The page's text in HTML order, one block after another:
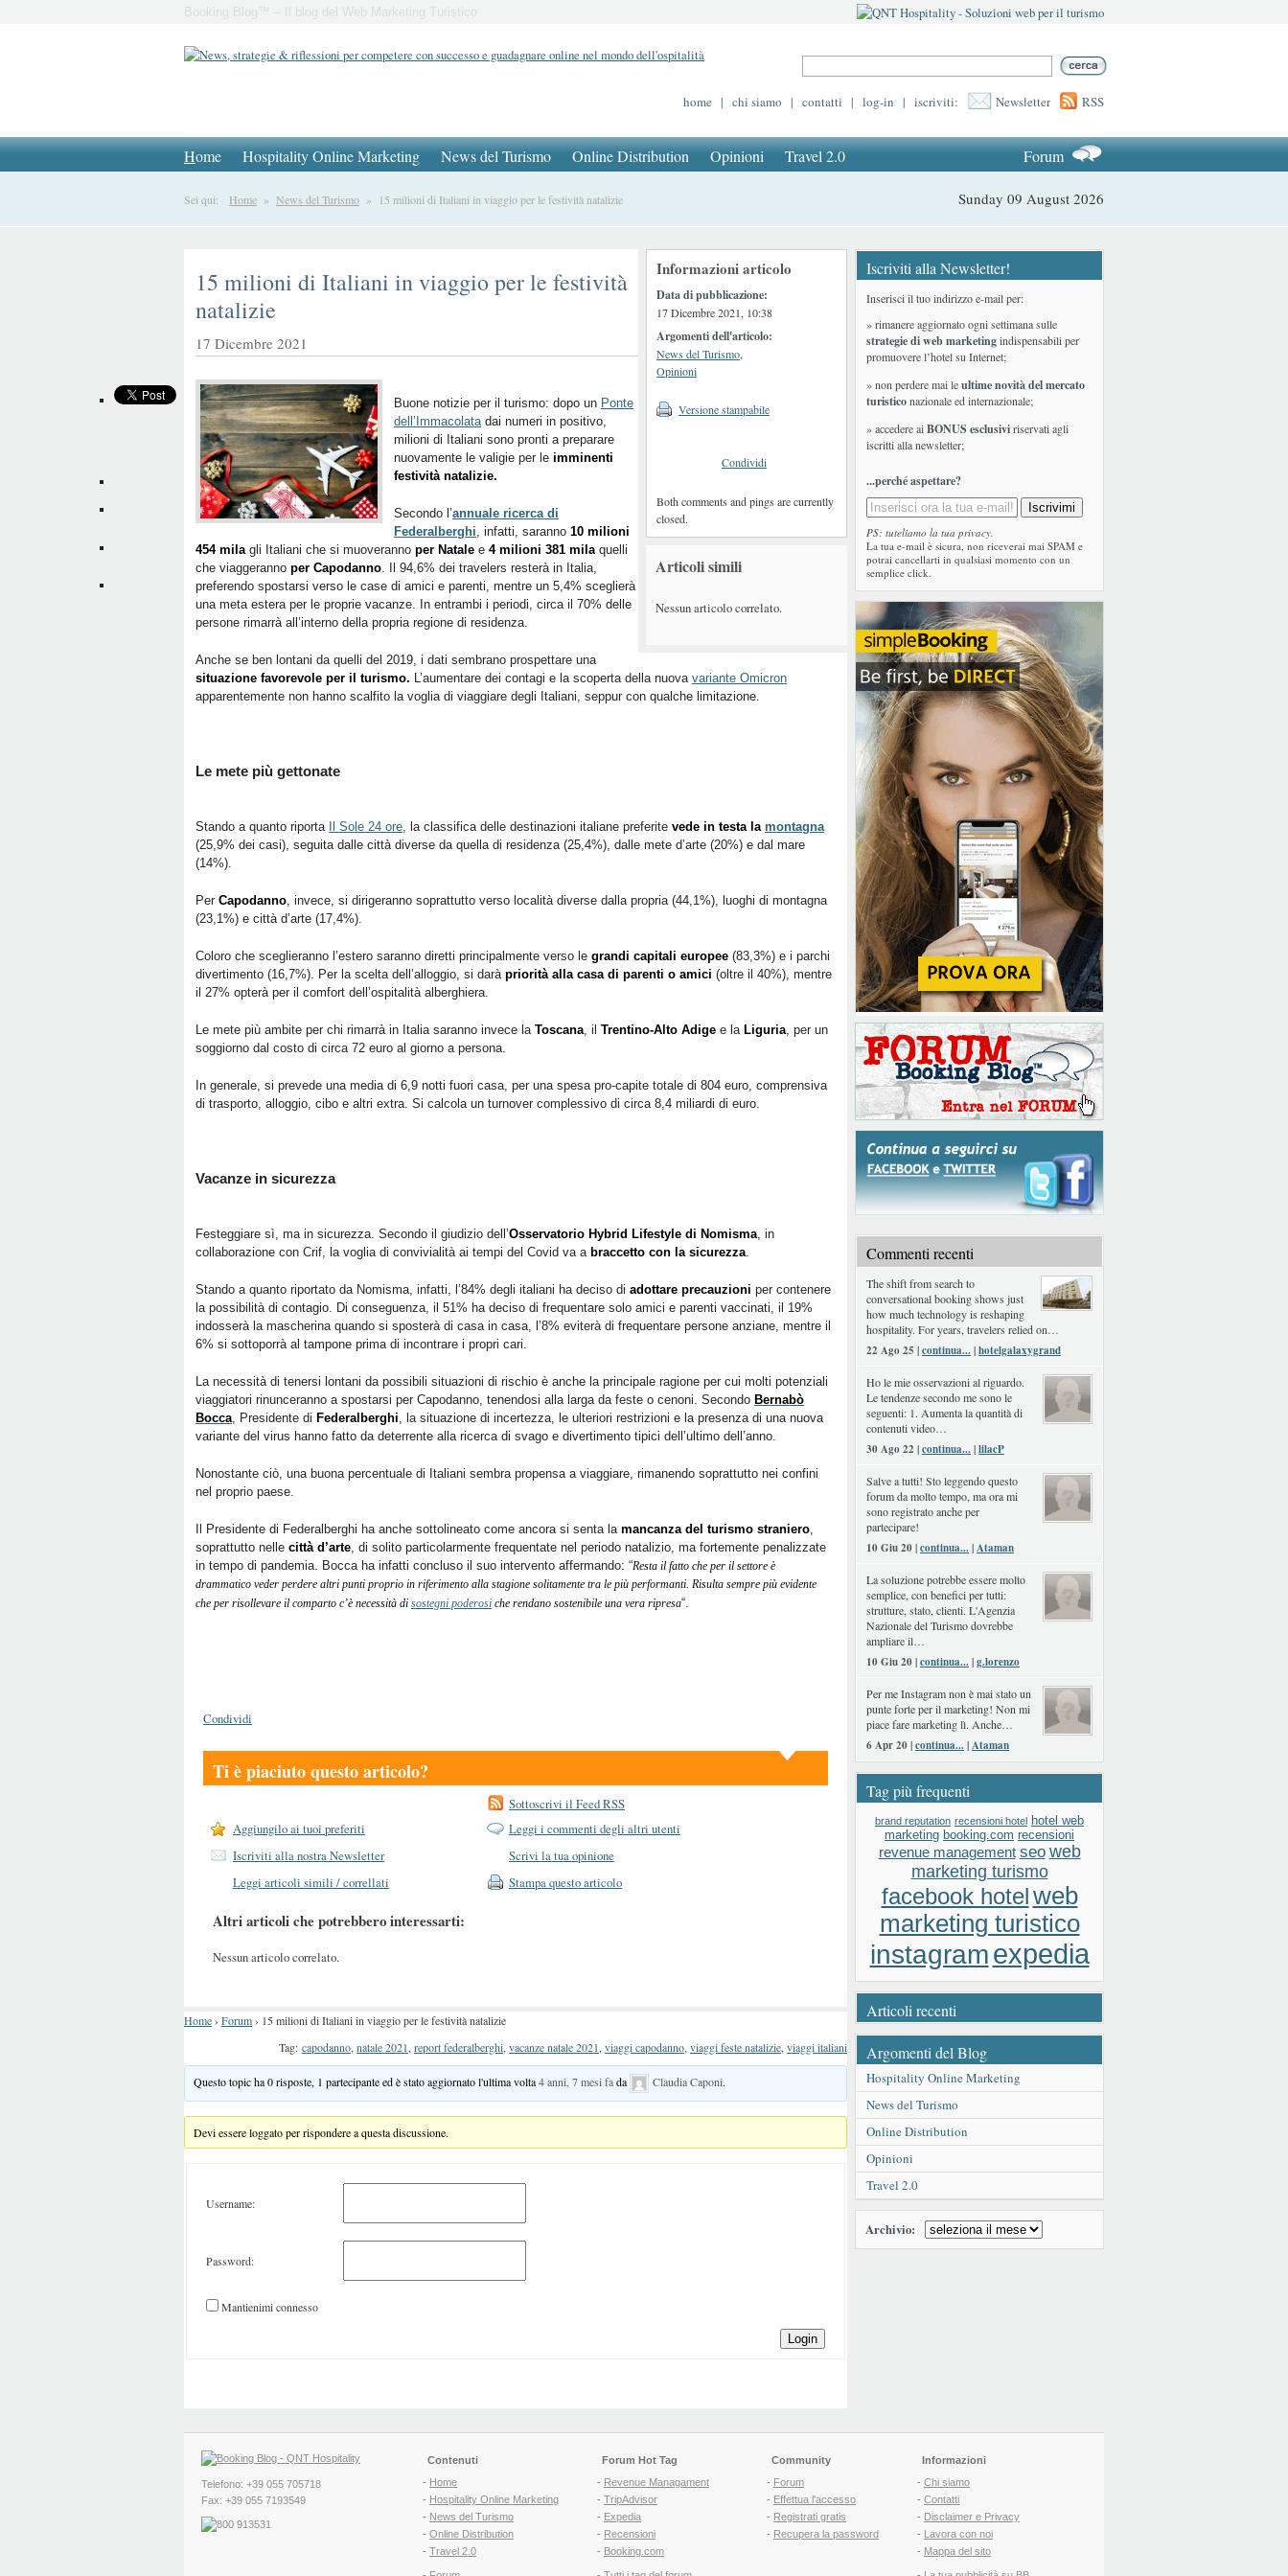
Booking Blog™ – Il blog del Web Marketing Turistico
home | chi siamo | contatti | log-in | iscriviti: Newsletter RSS
Home Hospitality Online Marketing News del Turismo Online Distribution Opinioni Travel 2.0 Forum
Sei qui: Home » News del Turismo » 15 milioni di Italiani in viaggio per le festività natalizie Sunday 09 August 2026
Informazioni articolo
Data di pubblicazione:
17 Dicembre 2021, 10:38
Argomenti dell'articolo:
News del Turismo,
Opinioni
Versione stampabile
Condividi
Both comments and pings are currently
closed.
Articoli simili
Nessun articolo correlato.
15 milioni di Italiani in viaggio per le festività
natalizie
17 Dicembre 2021
Buone notizie per il turismo: dopo un Ponte
dell’Immacolatadai numeri in positivo,
milioni di Italiani sono pronti a preparare
nuovamente le valigie per le imminenti
festività natalizie.
Secondo l’annuale ricerca di
Federalberghi, infatti, saranno 10 milioni
454 milagli Italiani che si muoveranno per Natale e 4 milioni 381 milaquelli
che viaggeranno per Capodanno. Il 94,6% dei travelers resterà in Italia,
preferendo spostarsi verso le case di amici e parenti, mentre un 5,4% sceglierà
una meta estera per le proprie vacanze. In entrambi i periodi, circa il 70% delle
persone rimarrà all’interno della propria regione di residenza.
Anche se ben lontani da quelli del 2019, i dati sembrano prospettare una
situazione favorevole per il turismo. L’aumentare dei contagi e la scoperta della nuova variante Omicron
apparentemente non hanno scalfito la voglia di viaggiare degli Italiani, seppur con qualche limitazione.
Le mete più gettonate
Stando a quanto riporta Il Sole 24 ore, la classifica delle destinazioni italiane preferite vede in testa la montagna
(25,9% dei casi), seguita dalle città diverse da quella di residenza (25,4%), dalle mete d’arte (20%) e dal mare
(14%).
Per Capodanno, invece, si dirigeranno soprattutto verso località diverse dalla propria (44,1%), luoghi di montagna
(23,1%) e città d’arte (17,4%).
Coloro che sceglieranno l’estero saranno diretti principalmente verso le grandi capitali europee (83,3%) e i parchi
divertimento (16,7%). Per la scelta dell’alloggio, si darà priorità alla casa di parenti o amici (oltre il 40%), mentre
il 27% opterà per il comfort dell’ospitalità alberghiera.
Le mete più ambite per chi rimarrà in Italia saranno invece la Toscana, il Trentino-Alto Adige e la Liguria, per un
soggiorno dal costo di circa 72 euro al giorno a persona.
In generale, si prevede una media di 6,9 notti fuori casa, per una spesa pro-capite totale di 804 euro, comprensiva
di trasporto, alloggio, cibo e altri extra. Si calcola un turnover complessivo di circa 8,4 miliardi di euro.
Vacanze in sicurezza
Festeggiare sì, ma in sicurezza. Secondo il giudizio dell’Osservatorio Hybrid Lifestyle di Nomisma, in
collaborazione con Crif, la voglia di convivialità ai tempi del Covid va a braccetto con la sicurezza.
Stando a quanto riportato da Nomisma, infatti, l’84% degli italiani ha deciso di adottare precauzioni per contenere
la possibilità di contagio. Di conseguenza, il 51% ha deciso di frequentare solo amici e parenti vaccinati, il 19%
indosserà la mascherina quando si sposterà di casa in casa, l’8% eviterà di frequentare persone anziane, mentre il
6% si sottoporrà al tampone prima di incontrare i propri cari.
La necessità di tenersi lontani da possibili situazioni di rischio è anche la principale ragione per cui molti potenziali
viaggiatori rinunceranno a spostarsi per Capodanno, tenendosi alla larga da feste o cenoni. Secondo Bernabò
Bocca, Presidente di Federalberghi, la situazione di incertezza, le ulteriori restrizioni e la presenza di una nuova
variante del virus hanno fatto da deterrente alla ricerca di svago e divertimento tipici dell’ultimo dell’anno.
Nonostante ciò, una buona percentuale di Italiani sembra propensa a viaggiare, rimanendo soprattutto nei confini
nel proprio paese.
Il Presidente di Federalberghi ha anche sottolineato come ancora si senta la mancanza del turismo straniero,
soprattutto nelle città d’arte, di solito particolarmente frequentate nel periodo natalizio, ma fortemente penalizzate
in tempo di pandemia. Bocca ha infatti concluso il suo intervento affermando: “Resta il fatto che per il settore è
drammatico veder perdere altri punti proprio in riferimento alla stagione solitamente tra le più performanti. Risulta sempre più evidente
che per risollevare il comparto c’è necessità di sostegni poderosi che rendano sostenibile una vera ripresa“.
Condividi
Ti è piaciuto questo articolo?
Sottoscrivi il Feed RSS
Aggiungilo ai tuoi preferiti
Leggi i commenti degli altri utenti
Iscriviti alla nostra Newsletter
Scrivi la tua opinione
Leggi articoli simili / correllati
Stampa questo articolo
Altri articoli che potrebbero interessarti:
Nessun articolo correlato.
Home› Forum› 15 milioni di Italiani in viaggio per le festività natalizie
Tag: capodanno, natale 2021, report federalberghi, vacanze natale 2021, viaggi capodanno, viaggi feste natalizie, viaggi italiani
Questo topic ha 0 risposte, 1 partecipante ed è stato aggiornato l'ultima volta4 anni, 7 mesi fada Claudia Caponi.
Devi essere loggato per rispondere a questa discussione.
Username:
Password:
Mantienimi connesso
Login
Iscriviti alla Newsletter!
Inserisci il tuo indirizzo e-mail per:
» rimanere aggiornato ogni settimana sulle
strategie di web marketingindispensabili per
promuovere l’hotel su Internet;
» non perdere mai leultime novità del mercato
turisticonazionale ed internazionale;
» accedere aiBONUS esclusiviriservati agli
iscritti alla newsletter;
...perché aspettare?
PS: tuteliamo la tua privacy.
La tua e-mail è sicura, non riceverai mai SPAM e
potrai cancellarti in qualsiasi momento con un
semplice click.
Commenti recenti
The shift from search to
conversational booking shows just
how much technology is reshaping
hospitality. For years, travelers relied on…
22 Ago 25 |continua...|hotelgalaxygrand
Ho le mie osservazioni al riguardo.
Le tendenze secondo me sono le
seguenti: 1. Aumenta la quantità di
contenuti video…
30 Ago 22 |continua...|lilacP
Salve a tutti! Sto leggendo questo
forum da molto tempo, ma ora mi
sono registrato anche per
partecipare!
10 Giu 20 |continua...|Ataman
La soluzione potrebbe essere molto
semplice, con benefici per tutti:
strutture, stato, clienti. L'Agenzia
Nazionale del Turismo dovrebbe
ampliare il…
10 Giu 20 |continua...|g.lorenzo
Per me Instagram non è mai stato un
punte forte per il marketing! Non mi
piace fare marketing lì. Anche…
6 Apr 20 |continua...|Ataman
Tag più frequenti
brand reputation recensioni hotel hotel web
marketing booking.com recensioni
revenue management seo web
marketing turismo
facebook hotelweb
marketing turistico
instagramexpedia
Articoli recenti
Argomenti del Blog
Hospitality Online Marketing
News del Turismo
Online Distribution
Opinioni
Travel 2.0
Archivio:
Telefono: +39 055 705718
Fax: +39 055 7193549
Contenuti
- Home
- Hospitality Online Marketing
- News del Turismo
- Online Distribution
- Travel 2.0
Forum Hot Tag
- Revenue Managament
- TripAdvisor
- Expedia
- Recensioni
- Booking.com
Community
- Forum
- Effettua l'accesso
- Registrati gratis
- Recupera la password
Informazioni
- Chi siamo
- Contatti
- Disclaimer e Privacy
- Lavora con noi
- Mappa del sito